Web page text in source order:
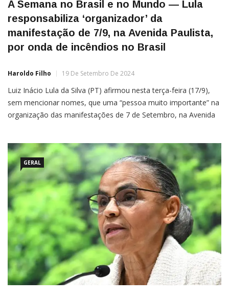
A Semana no Brasil e no Mundo — Lula
responsabiliza ‘organizador’ da
manifestação de 7/9, na Avenida Paulista,
por onda de incêndios no Brasil
Haroldo Filho 19 De Setembro De 2024
Luiz Inácio Lula da Silva (PT) afirmou nesta terça-feira (17/9),
sem mencionar nomes, que uma “pessoa muito importante” na
organização das manifestações de 7 de Setembro, na Avenida
abertura de uma reunião no Palácio […]
GERAL